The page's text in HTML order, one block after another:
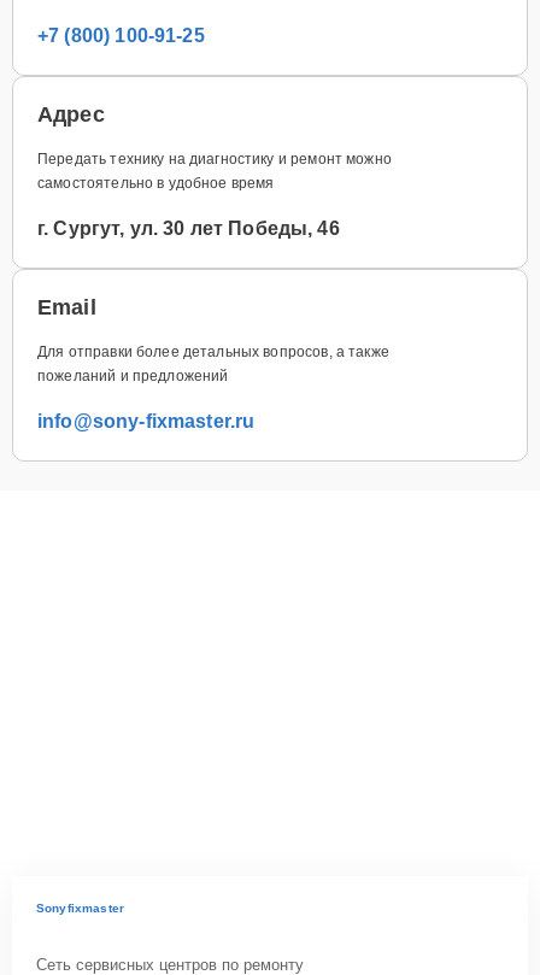
+7 (800) 100-91-25
Адрес
Передать технику на диагностику и ремонт можно
самостоятельно в удобное время
г. Сургут, ул. 30 лет Победы, 46
Email
Для отправки более детальных вопросов, а также
пожеланий и предложений
info@sony-fixmaster.ru
Sonyfixmaster
Сеть сервисных центров по ремонту